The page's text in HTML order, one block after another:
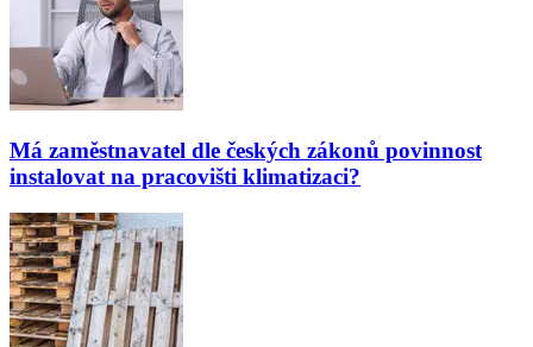
Má zaměstnavatel dle českých zákonů povinnost
instalovat na pracovišti klimatizaci?